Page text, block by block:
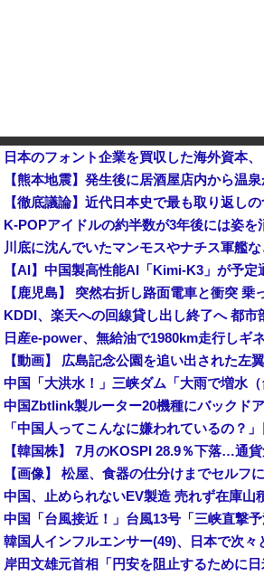
KDDI、楽天への回線貸し出し終了へ 都市
【画像】 松屋、食器の仕分けまでセルフに